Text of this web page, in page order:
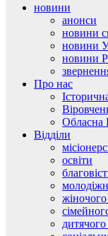
новини
анонси
новини
новини
новини
Про нас
Обласна
Відділи
освіти